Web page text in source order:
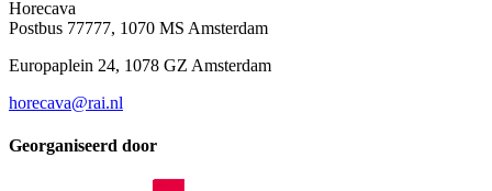
Horecava
Postbus 77777, 1070 MS Amsterdam
Europaplein 24, 1078 GZ Amsterdam
horecava@rai.nl
Georganiseerd door